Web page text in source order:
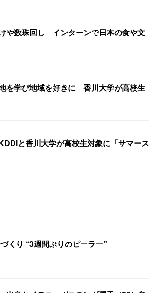
や数珠回し インターンで日本の食や文
を学び地域を好きに 香川大学が高校生
と香川大学が高校生対象に「サマース
くり “3週間ぶりのピーラー”